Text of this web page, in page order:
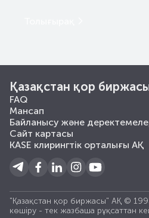
Қазақстан қор
FAQ
Мансап
Байланысу және
Сайт картасы
KASE клирингтік орталығы АҚ
"Қазақстан қор биржасы" АҚ ©
көшiру - тек жазбаша рұқсаттан